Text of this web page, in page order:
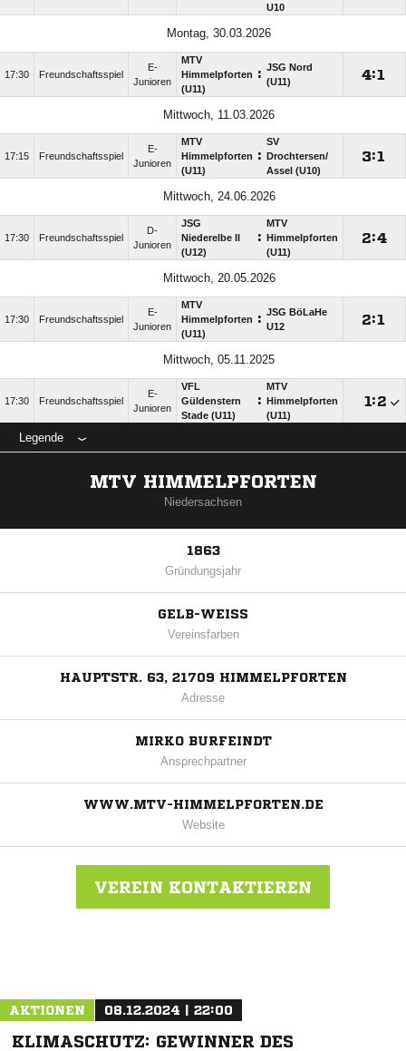
U10
Montag, 30.03.2026
17:30 Freundschaftsspiel
E-
Junioren
MTV
Himmelpforten
(U11)
: JSG Nord
(U11)
:
Mittwoch, 11.03.2026
17:15 Freundschaftsspiel
E-
Junioren
MTV
Himmelpforten
(U11)
:
SV
Drochtersen/​
Assel (U10)
:
Mittwoch, 24.06.2026
17:30 Freundschaftsspiel
D-
Junioren
JSG
Niederelbe II
(U12)
:
MTV
Himmelpforten
(U11)
:
Mittwoch, 20.05.2026
17:30 Freundschaftsspiel
E-
Junioren
MTV
Himmelpforten
(U11)
: JSG BöLaHe
U12
:
Mittwoch, 05.11.2025
17:30 Freundschaftsspiel
E-
Junioren
VFL
Güldenstern
Stade (U11)
:
MTV
Himmelpforten
(U11)
:
Legende
MTV HIMMELPFORTEN
Niedersachsen
1863
Gründungsjahr
GELB-WEISS
Vereinsfarben
HAUPTSTR. 63, 21709 HIMMELPFORTEN
Adresse
MIRKO BURFEINDT
Ansprechpartner
WWW.MTV-HIMMELPFORTEN.DE
Website
VEREIN KONTAKTIEREN
AKTIONEN 08.12.2024 | 22:00
KLIMASCHUTZ: GEWINNER DES